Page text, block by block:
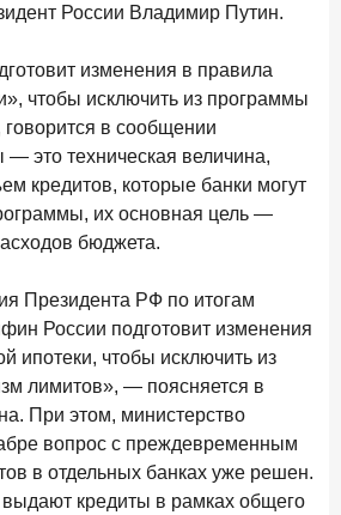
ИССЛЕДОВАНИЕ
будущее контакт-центров в
и технологий
россиян банки учатся
ИССЛЕДОВАНИЕ
главным фактором на рынке
апреля 2026 года в цифрах
ИССЛЕДОВАНИЕ
private банк не может
ИССЛЕДОВАНИЕ
России Владимир Путин.
изменения в правила
чтобы исключить из программы
в сообщении
это техническая величина,
кредитов, которые банки могут
их основная цель —
бюджета.
Президента РФ по итогам
России подготовит изменения
ипотеки, чтобы исключить из
лимитов», — поясняется в
При этом, министерство
вопрос с преждевременным
в отдельных банках уже решен.
кредиты в рамках общего